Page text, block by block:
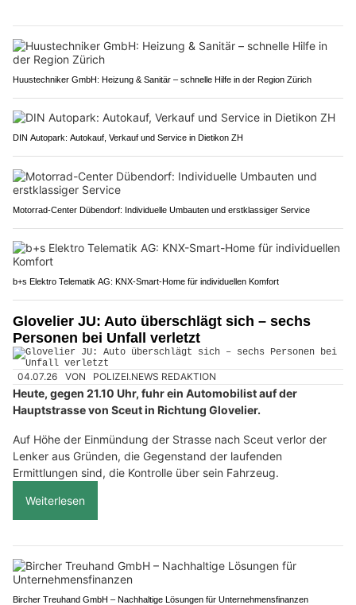
Huustechniker GmbH: Heizung & Sanitär – schnelle Hilfe in der Region Zürich
DIN Autopark: Autokauf, Verkauf und Service in Dietikon ZH
Motorrad-Center Dübendorf: Individuelle Umbauten und erstklassiger Service
b+s Elektro Telematik AG: KNX-Smart-Home für individuellen Komfort
Glovelier JU: Auto überschlägt sich – sechs
Personen bei Unfall verletzt
04.07.26 VON POLIZEI.NEWS REDAKTION
Heute, gegen 21.10 Uhr, fuhr ein Automobilist auf der
Hauptstrasse von Sceut in Richtung Glovelier.
Auf Höhe der Einmündung der Strasse nach Sceut verlor der
Lenker aus Gründen, die Gegenstand der laufenden
Ermittlungen sind, die Kontrolle über sein Fahrzeug.
Weiterlesen
Bircher Treuhand GmbH – Nachhaltige Lösungen für Unternehmensfinanzen